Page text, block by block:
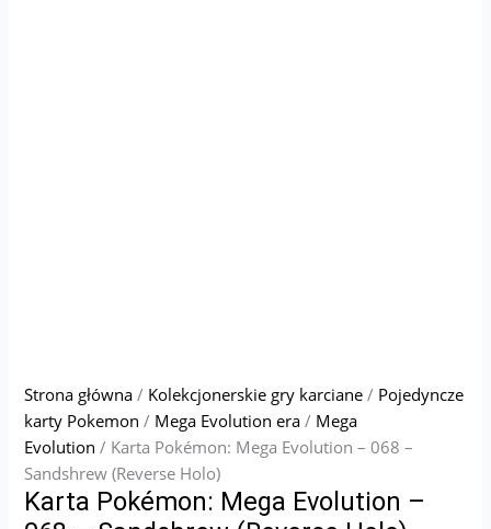
Strona główna / Kolekcjonerskie gry karciane / Pojedyncze
karty Pokemon / Mega Evolution era / Mega
Evolution / Karta Pokémon: Mega Evolution – 068 –
Sandshrew (Reverse Holo)
Karta Pokémon: Mega Evolution –